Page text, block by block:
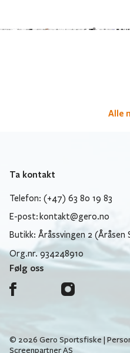
Alle
Ta kontakt
Telefon: (+47) 63 80 19 83
E-post: kontakt@gero.no
Butikk: Åråssvingen 2 (Åråsen
Org.nr. 934248910
Følg oss
© 2026 Gero Sportsfiske |
Screenpartner AS